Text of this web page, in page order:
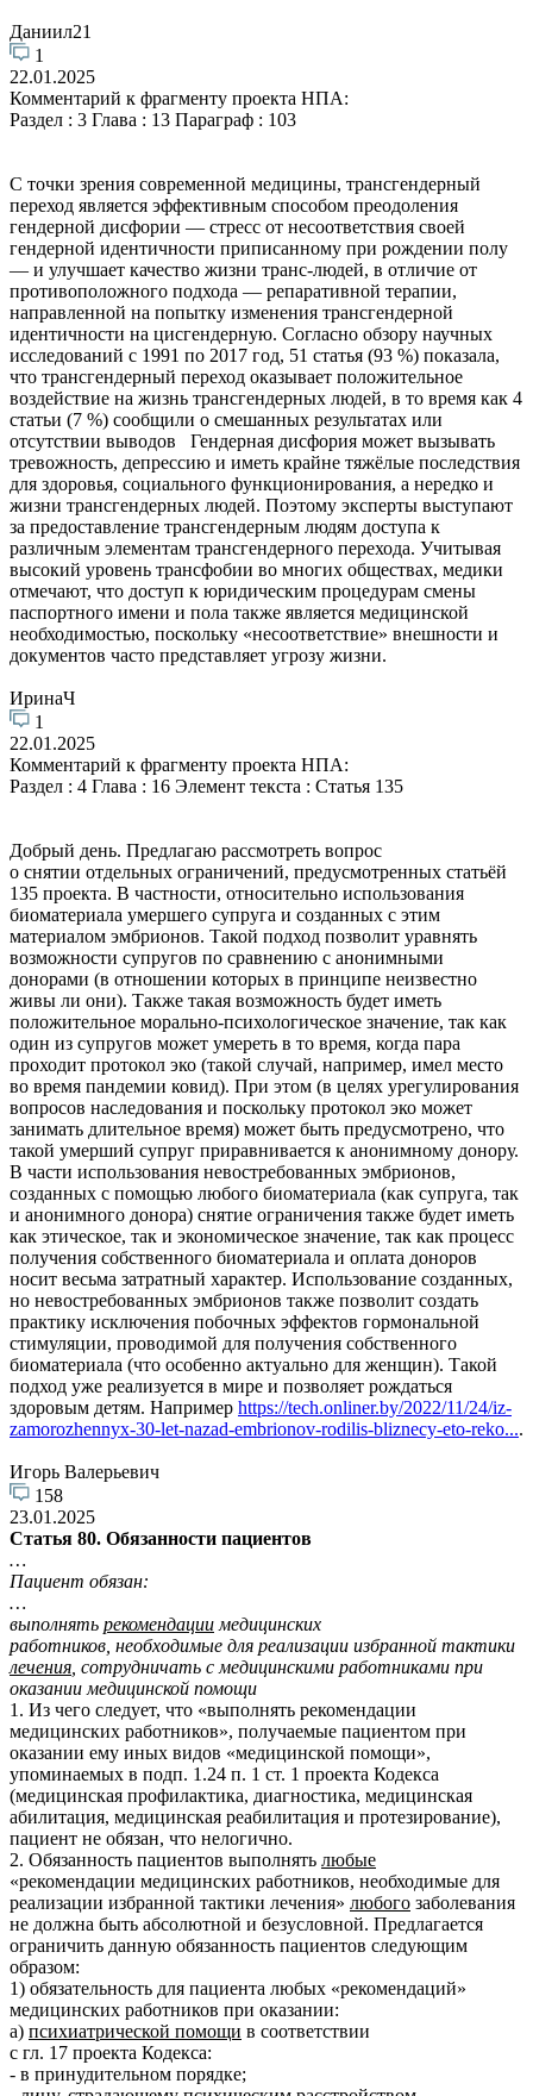
Даниил21
1
22.01.2025
Комментарий к фрагменту проекта НПА:
Раздел : 3 Глава : 13 Параграф : 103
С точки зрения современной медицины, трансгендерный
переход является эффективным способом преодоления
гендерной дисфории — стресс от несоответствия своей
гендерной идентичности приписанному при рождении полу
— и улучшает качество жизни транс-людей, в отличие от
противоположного подхода — репаративной терапии,
направленной на попытку изменения трансгендерной
идентичности на цисгендерную. Согласно обзору научных
исследований с 1991 по 2017 год, 51 статья (93 %) показала,
что трансгендерный переход оказывает положительное
воздействие на жизнь трансгендерных людей, в то время как 4
статьи (7 %) сообщили о смешанных результатах или
отсутствии выводов Гендерная дисфория может вызывать
тревожность, депрессию и иметь крайне тяжёлые последствия
для здоровья, социального функционирования, а нередко и
жизни трансгендерных людей. Поэтому эксперты выступают
за предоставление трансгендерным людям доступа к
различным элементам трансгендерного перехода. Учитывая
высокий уровень трансфобии во многих обществах, медики
отмечают, что доступ к юридическим процедурам смены
паспортного имени и пола также является медицинской
необходимостью, поскольку «несоответствие» внешности и
документов часто представляет угрозу жизни.
ИринаЧ
1
22.01.2025
Комментарий к фрагменту проекта НПА:
Раздел : 4 Глава : 16 Элемент текста : Статья 135
Добрый день. Предлагаю рассмотреть вопрос
о снятии отдельных ограничений, предусмотренных статьёй
135 проекта. В частности, относительно использования
биоматериала умершего супруга и созданных с этим
материалом эмбрионов. Такой подход позволит уравнять
возможности супругов по сравнению с анонимными
донорами (в отношении которых в принципе неизвестно
живы ли они). Также такая возможность будет иметь
положительное морально-психологическое значение, так как
один из супругов может умереть в то время, когда пара
проходит протокол эко (такой случай, например, имел место
во время пандемии ковид). При этом (в целях урегулирования
вопросов наследования и поскольку протокол эко может
занимать длительное время) может быть предусмотрено, что
такой умерший супруг приравнивается к анонимному донору.
В части использования невостребованных эмбрионов,
созданных с помощью любого биоматериала (как супруга, так
и анонимного донора) снятие ограничения также будет иметь
как этическое, так и экономическое значение, так как процесс
получения собственного биоматериала и оплата доноров
носит весьма затратный характер. Использование созданных,
но невостребованных эмбрионов также позволит создать
практику исключения побочных эффектов гормональной
стимуляции, проводимой для получения собственного
биоматериала (что особенно актуально для женщин). Такой
подход уже реализуется в мире и позволяет рождаться
здоровым детям. Например https://tech.onliner.by/2022/11/24/iz-
zamorozhennyx-30-let-nazad-embrionov-rodilis-bliznecy-eto-reko....
Игорь Валерьевич
158
23.01.2025
Статья 80. Обязанности пациентов
…
Пациент обязан:
…
выполнять рекомендации медицинских
работников, необходимые для реализации избранной тактики
лечения , сотрудничать с медицинскими работниками при
оказании медицинской помощи
1. Из чего следует, что «выполнять рекомендации
медицинских работников», получаемые пациентом при
оказании ему иных видов «медицинской помощи»,
упоминаемых в подп. 1.24 п. 1 ст. 1 проекта Кодекса
(медицинская профилактика, диагностика, медицинская
абилитация, медицинская реабилитация и протезирование),
пациент не обязан, что нелогично.
2. Обязанность пациентов выполнять любые
«рекомендации медицинских работников, необходимые для
реализации избранной тактики лечения» любого заболевания
не должна быть абсолютной и безусловной. Предлагается
ограничить данную обязанность пациентов следующим
образом:
1) обязательность для пациента любых «рекомендаций»
медицинских работников при оказании:
а) психиатрической помощи в соответствии
с гл. 17 проекта Кодекса:
- в принудительном порядке;